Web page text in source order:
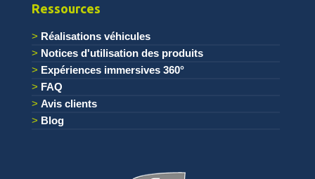
Ressources
Réalisations véhicules
Notices d'utilisation des produits
Expériences immersives 360°
FAQ
Avis clients
Blog